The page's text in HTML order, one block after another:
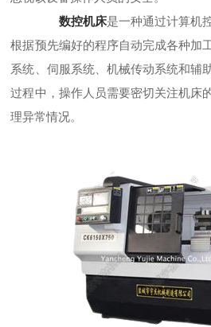
数控机床是一种通过计算机
根据预先编好的程序自动完成各种加
系统、伺服系统、机械传动系统和辅
过程中，操作人员需要密切关注机床
理异常情况。